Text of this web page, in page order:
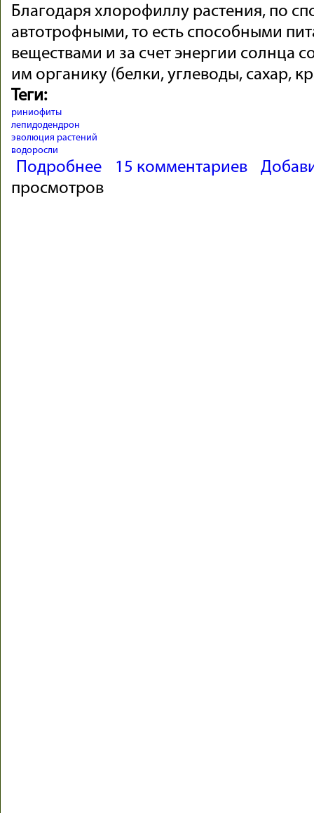
Благодаря хлорофиллу растения, по
автотрофными, то есть способными
веществами и за счет энергии солнца
им органику (белки, углеводы, сахар,
Теги:
риниофиты
лепидодендрон
эволюция растений
водоросли
Подробнее о Происхождение растений
15 комментариев
просмотров